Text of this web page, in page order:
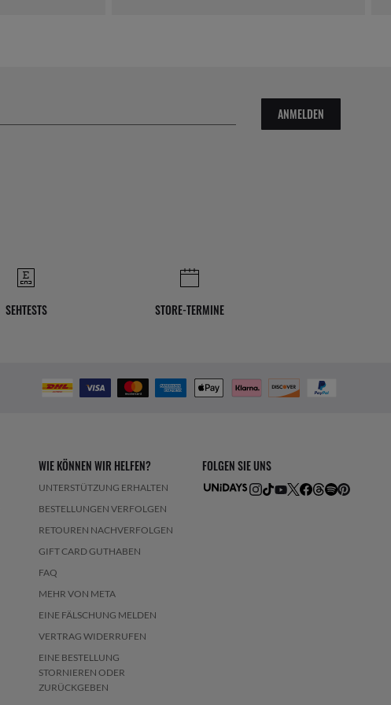
ANMELDEN
SEHTESTS STORE-TERMINE
WIE KÖNNEN WIR HELFEN?
UNTERSTÜTZUNG ERHALTEN
BESTELLUNGEN VERFOLGEN
RETOUREN NACHVERFOLGEN
GIFT CARD GUTHABEN
FAQ
MEHR VON META
EINE FÄLSCHUNG MELDEN
VERTRAG WIDERRUFEN
EINE BESTELLUNG
STORNIEREN ODER
ZURÜCKGEBEN
FOLGEN SIE UNS